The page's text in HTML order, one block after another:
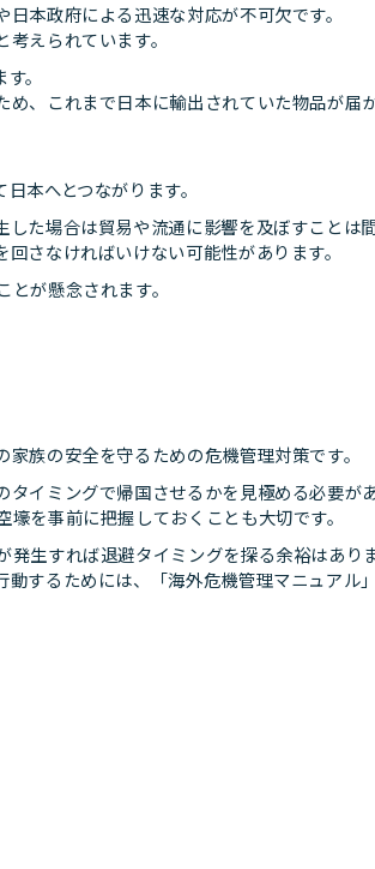
本政府による迅速な対応が不可欠です。
えられています。
。
、これまで日本に輸出されていた物品が届
本へとつながります。
た場合は貿易や流通に影響を及ぼすことは
さなければいけない可能性があります。
が懸念されます。
族の安全を守るための危機管理対策です。
イミングで帰国させるかを見極める必要があ
を事前に把握しておくことも大切です。
生すれば退避タイミングを探る余裕はあり
するためには、「海外危機管理マニュアル